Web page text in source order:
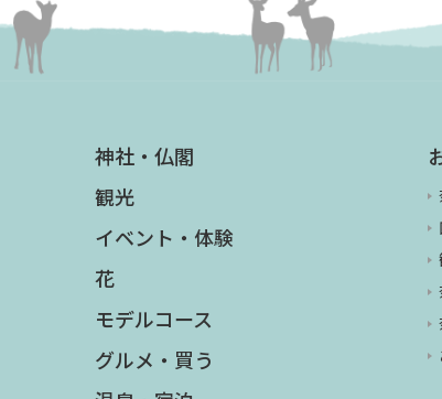
神社・仏閣
観光
イベント・体験
花
モデルコース
グルメ・買う